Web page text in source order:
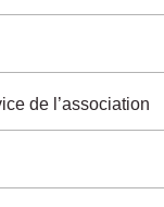
de l’association